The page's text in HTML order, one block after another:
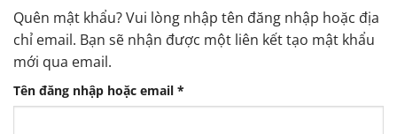
Quên mật khẩu? Vui lòng nhập tên đăng nhập hoặc địa
chỉ email. Bạn sẽ nhận được một liên kết tạo mật khẩu
mới qua email.
Tên đăng nhập hoặc email *Bắt
buộc